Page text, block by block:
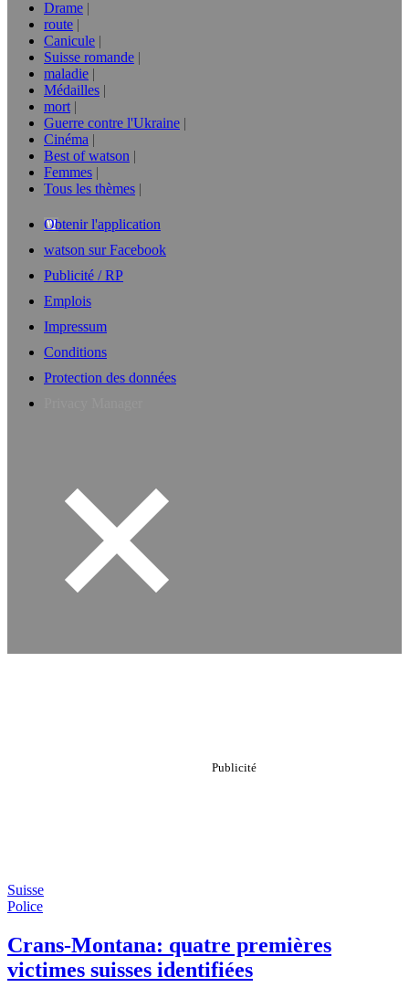
Drame
route
Canicule
Suisse romande
maladie
Médailles
mort
Guerre contre l'Ukraine
Cinéma
Best of watson
Femmes
Tous les thèmes
Obtenir l'application
watson sur Facebook
Publicité / RP
Emplois
Impressum
Conditions
Protection des données
Suisse
Police
Crans-Montana: quatre premières
victimes suisses identifiées